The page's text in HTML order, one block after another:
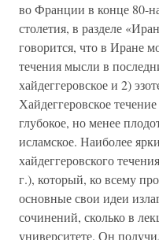
во Франции в конце 80-
столетия, в разделе
говорится, что в Иране
течения мысли в
хайдеггеровское и 2)
Хайдеггеровское
глубокое, но менее
исламское. Наиболее
хайдеггеровского
г.), который, ко всему
основные свои идеи
сочинений, сколько в
университете. Он